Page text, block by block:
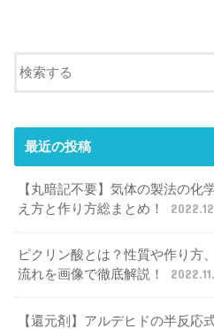
最近の投稿
【丸暗記不要】気体の製法の化
え方と作り方総まとめ！
ピクリン酸とは？性質や作り方
流れを画像で徹底解説！
【還元剤】アルデヒドの半反応